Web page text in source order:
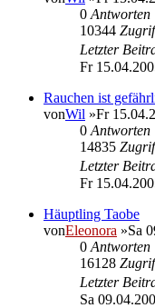
0 Antworten
10344
Letzter
Fr
Rauchen ist
vonWil »Fr
0 Antworten
14835
Letzter
Fr
Häuptling Taobe
vonEleonora »Sa
0 Antworten
16128
Letzter
Sa